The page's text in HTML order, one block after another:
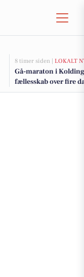
8 timer siden | LOKALT
Gå-maraton i
fællesskab over fire
slægtshistorier